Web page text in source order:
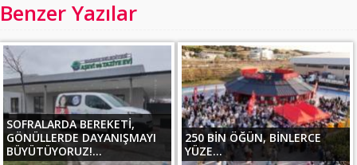
Benzer Yazılar
SOFRALARDA BEREKETİ,
GÖNÜLLERDE DAYANIŞMAYI
BÜYÜTÜYORUZ!...
250 BİN ÖĞÜN, BİNLERCE
YÜZE...